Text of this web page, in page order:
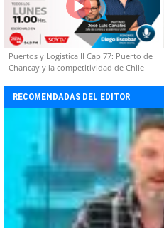
Puertos y Logística II Cap 77: Puerto de
Chancay y la competitividad de Chile
RECOMENDADAS DEL EDITOR